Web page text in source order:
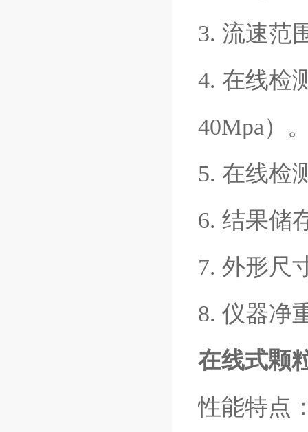
3. 流速范
4. 在线检
40Mpa）
5. 在线检
6. 结果储
7. 外形尺
8. 仪器净
在线式颗
性能特点